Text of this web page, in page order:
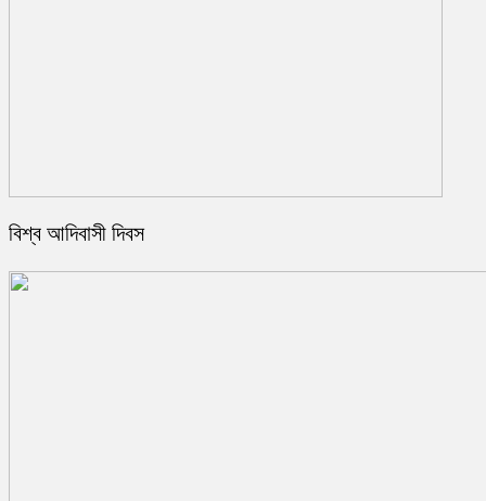
বিশ্ব আদিবাসী দিবস